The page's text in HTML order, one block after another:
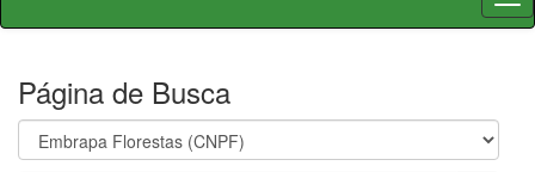
Página de Busca